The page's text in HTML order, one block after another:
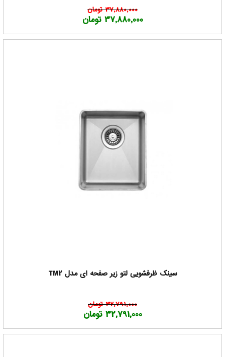
37,880,000 تومان
37,880,000 تومان
سینک ظرفشویی لتو زیر صفحه ای مدل TM2
32,791,000 تومان
32,791,000 تومان